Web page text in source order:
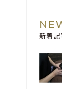
新着記